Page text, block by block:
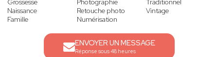
Grossesse
Naissance
Famille
Photographie
Retouche photo
Numérisation
Traditionnel
Vintage
ENVOYER UN MESSAGE
Réponse sous 48 heures